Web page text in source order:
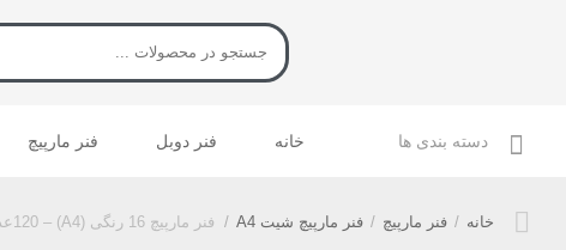
دسته بندی ها خانه فنر دوبل فنر مارپیچ
خانه / فنر مارپیچ / فنر مارپیچ شیت A4 / فنر مارپیچ 16 رنگی (A4) – 120عددی